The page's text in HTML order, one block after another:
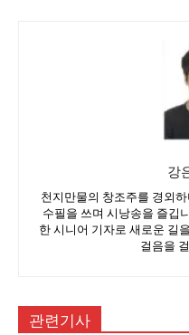
강
천지만물의 창조주를 경외
수필을 쓰며 시낭송을 즐깁
한 시니어 기자로 새로운 길
걸음을
관련기사